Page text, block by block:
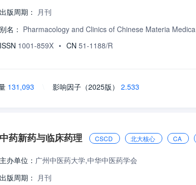
出版周期： 月刊
别名： Pharmacology and Clinics of Chinese Materia Medica
ISSN 1001-859X • CN 51-1188/R
131,093 影响因子（2025版） 2.533
中药新药与临床药理 CSCD 北大核心 CA
主办单位： 广州中医药大学,中华中医药学会
出版周期： 月刊